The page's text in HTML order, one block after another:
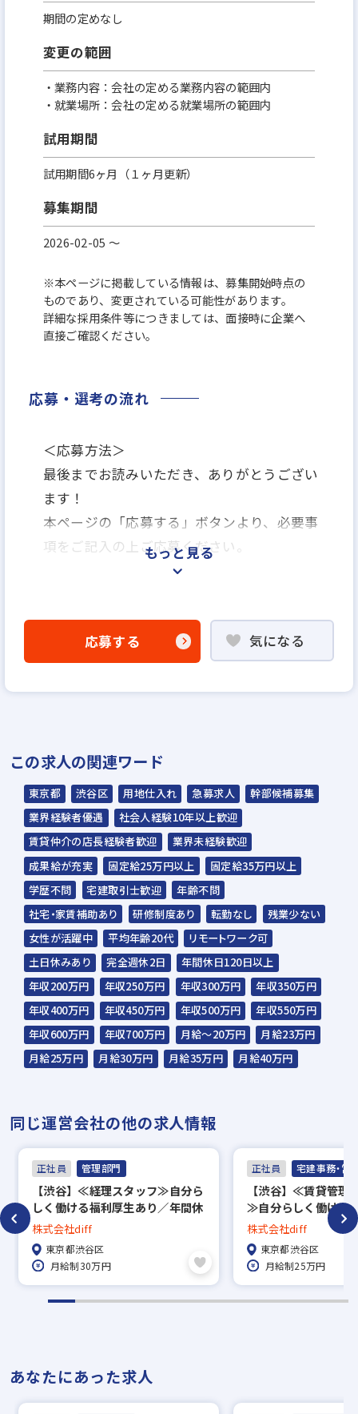
期間の定めなし
変更の範囲
・業務内容：会社の定める業務内容の範囲内
・就業場所：会社の定める就業場所の範囲内
試用期間
試用期間6ヶ月（１ヶ月更新）
募集期間
2026-02-05 〜
※本ページに掲載している情報は、募集開始時点の
ものであり、変更されている可能性があります。
詳細な採用条件等につきましては、面接時に企業へ
直接ご確認ください。
応募・選考の流れ
＜応募方法＞
最後までお読みいただき、ありがとうござい
ます！
本ページの「応募する」ボタンより、必要事
項をご記入の上ご応募ください。
「応募する」よりエントリー
WEB応募書類による書類選考
▼
内定
☆入社時期は相談に応じます。現在、在職中
の方も積極的にご応募ください。
☆応募の秘密は厳守いたします。
もっと見る
応募する 気になる
この求人の関連ワード
東京都 渋谷区 用地仕入れ 急募求人
幹部候補募集
業界経験者優遇
社会人経験10年以上歓迎
賃貸仲介の店長経験者歓迎
業界未経験歓迎
成果給が充実
固定給25万円以上
固定給35万円以上
学歴不問
宅建取引士歓迎
年齢不問
社宅・家賃補助あり
研修制度あり 転勤なし
残業少ない
女性が活躍中
平均年齢20代
リモートワーク可
土日休みあり
完全週休2日
年間休日120日以上
年収200万円
年収250万円 年収300万円
年収350万円
年収400万円
年収450万円 年収500万円
年収550万円
年収600万円
年収700万円 月給～20万円
月給23万円
月給25万円
月給30万円 月給35万円 月給40万円
同じ運営会社の他の求人情報
正社員 管理部門
【渋谷】≪経理スタッフ≫自分ら
しく働ける福利厚生あり／年間休
日130日以上＆土日祝休み／有給
取得率100%
株式会社diff
東京都渋谷区
月給制30万円
正社員 宅建事務・営
【渋谷】≪賃貸管理
≫自分らしく働ける
／年間休日130日以
み／有給取得率100%
株式会社diff
東京都渋谷区
月給制25万円
あなたにあった求人